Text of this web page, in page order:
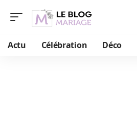
Actu Célébration Déco